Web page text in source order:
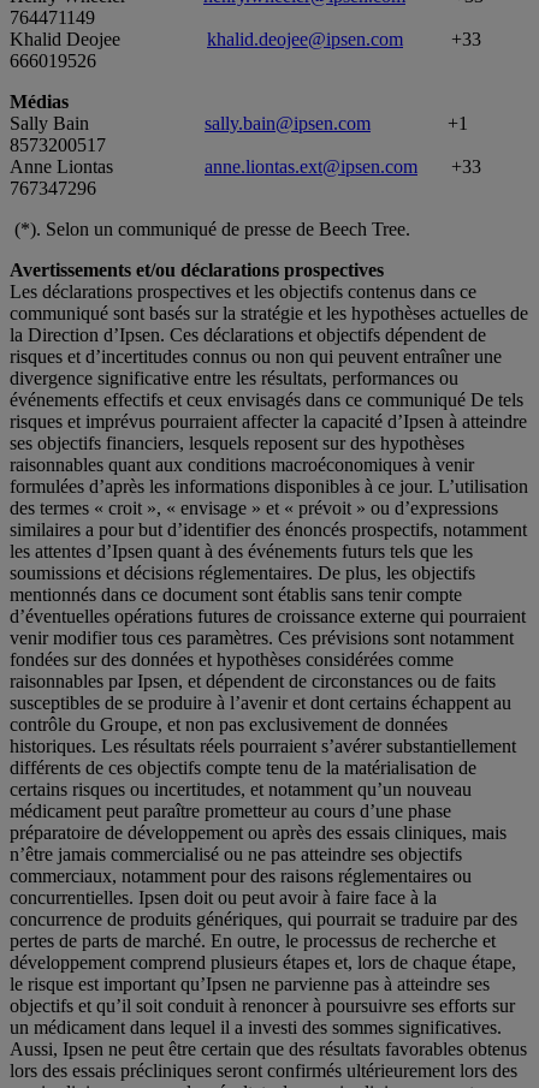
764471149
Khalid Deojee khalid.deojee@ipsen.com +33
666019526
Médias
Sally Bain sally.bain@ipsen.com +1
8573200517
Anne Liontas anne.liontas.ext@ipsen.com +33
767347296
(*). Selon un communiqué de presse de Beech Tree.
Avertissements et/ou déclarations prospectives
Les déclarations prospectives et les objectifs contenus dans ce
communiqué sont basés sur la stratégie et les hypothèses actuelles de
la Direction d’Ipsen. Ces déclarations et objectifs dépendent de
risques et d’incertitudes connus ou non qui peuvent entraîner une
divergence significative entre les résultats, performances ou
événements effectifs et ceux envisagés dans ce communiqué De tels
risques et imprévus pourraient affecter la capacité d’Ipsen à atteindre
ses objectifs financiers, lesquels reposent sur des hypothèses
raisonnables quant aux conditions macroéconomiques à venir
formulées d’après les informations disponibles à ce jour. L’utilisation
des termes « croit », « envisage » et « prévoit » ou d’expressions
similaires a pour but d’identifier des énoncés prospectifs, notamment
les attentes d’Ipsen quant à des événements futurs tels que les
soumissions et décisions réglementaires. De plus, les objectifs
mentionnés dans ce document sont établis sans tenir compte
d’éventuelles opérations futures de croissance externe qui pourraient
venir modifier tous ces paramètres. Ces prévisions sont notamment
fondées sur des données et hypothèses considérées comme
raisonnables par Ipsen, et dépendent de circonstances ou de faits
susceptibles de se produire à l’avenir et dont certains échappent au
contrôle du Groupe, et non pas exclusivement de données
historiques. Les résultats réels pourraient s’avérer substantiellement
différents de ces objectifs compte tenu de la matérialisation de
certains risques ou incertitudes, et notamment qu’un nouveau
médicament peut paraître prometteur au cours d’une phase
préparatoire de développement ou après des essais cliniques, mais
n’être jamais commercialisé ou ne pas atteindre ses objectifs
commerciaux, notamment pour des raisons réglementaires ou
concurrentielles. Ipsen doit ou peut avoir à faire face à la
concurrence de produits génériques, qui pourrait se traduire par des
pertes de parts de marché. En outre, le processus de recherche et
développement comprend plusieurs étapes et, lors de chaque étape,
le risque est important qu’Ipsen ne parvienne pas à atteindre ses
objectifs et qu’il soit conduit à renoncer à poursuivre ses efforts sur
un médicament dans lequel il a investi des sommes significatives.
Aussi, Ipsen ne peut être certain que des résultats favorables obtenus
lors des essais précliniques seront confirmés ultérieurement lors des